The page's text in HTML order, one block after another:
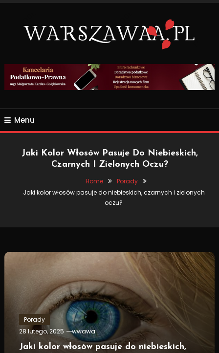
Content
WARSZAWAA.PL
Menu
Jaki Kolor Włosów Pasuje Do Niebieskich,
Czarnych I Zielonych Oczu?
Home
Porady
Jaki kolor włosów pasuje do niebieskich, czarnych i zielonych
oczu?
Porady
28 lutego, 2025
wwawa
Jaki kolor włosów pasuje do niebieskich,